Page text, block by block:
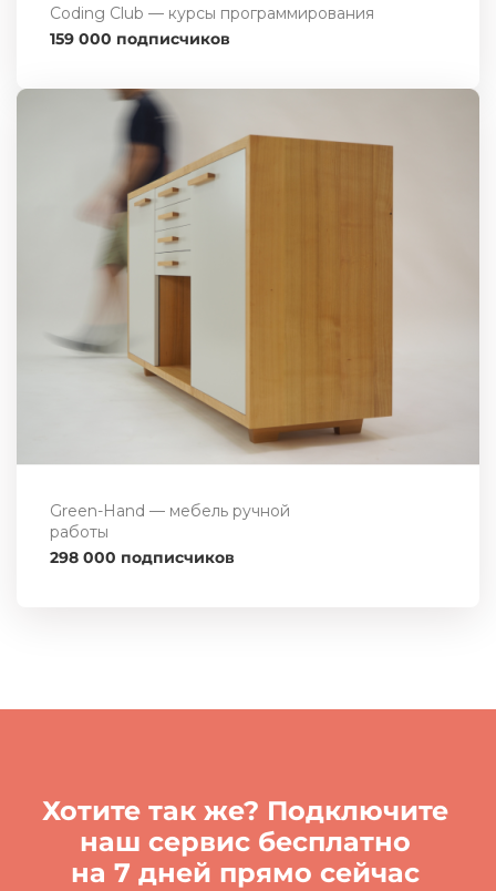
Coding Club — курсы программирования
159 000 подписчиков
Green-Hand — мебель ручной
работы
298 000 подписчиков
Хотите так же? Подключите
наш сервис бесплатно
на 7 дней прямо сейчас